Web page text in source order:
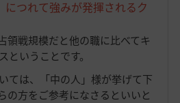
につれて強みが発揮されるク
領戦規模だと他の職に比べてキ
ということです。
ては、「中の人」様が挙げて下
の方をご参考になさるといいと